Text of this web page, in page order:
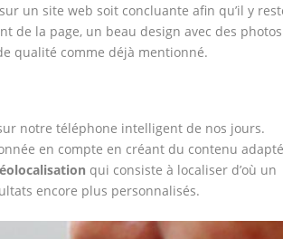
un site web soit concluante afin qu’il y
de la page, un beau design avec des photos
qualité comme déjà mentionné.
notre téléphone intelligent de nos jours.
en compte en créant du contenu
qui consiste à localiser d’où un
encore plus personnalisés.